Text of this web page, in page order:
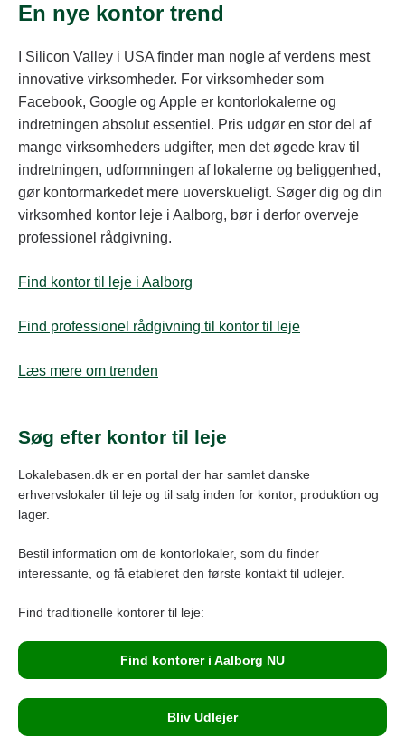
En nye kontor trend
I Silicon Valley i USA finder man nogle af verdens mest
innovative virksomheder. For virksomheder som
Facebook, Google og Apple er kontorlokalerne og
indretningen absolut essentiel. Pris udgør en stor del af
mange virksomheders udgifter, men det øgede krav til
indretningen, udformningen af lokalerne og beliggenhed,
gør kontormarkedet mere uoverskueligt. Søger dig og din
virksomhed kontor leje i Aalborg, bør i derfor overveje
professionel rådgivning.
Find kontor til leje i Aalborg
Find professionel rådgivning til kontor til leje
Læs mere om trenden
Søg efter kontor til leje
Lokalebasen.dk er en portal der har samlet danske
erhvervslokaler til leje og til salg inden for kontor, produktion og
lager.
Bestil information om de kontorlokaler, som du finder
interessante, og få etableret den første kontakt til udlejer.
Find traditionelle kontorer til leje:
Find kontorer i Aalborg NU
Bliv Udlejer